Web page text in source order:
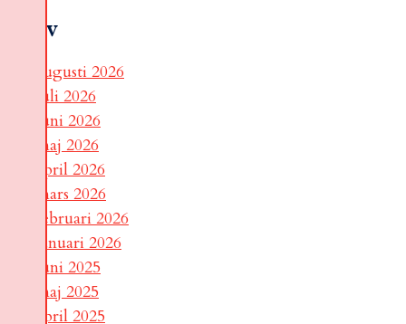
Arkiv
augusti 2026
juli 2026
juni 2026
maj 2026
april 2026
mars 2026
februari 2026
januari 2026
juni 2025
maj 2025
april 2025